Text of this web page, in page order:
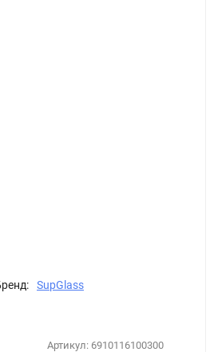
SupGlass
Артикул: 6910116100300